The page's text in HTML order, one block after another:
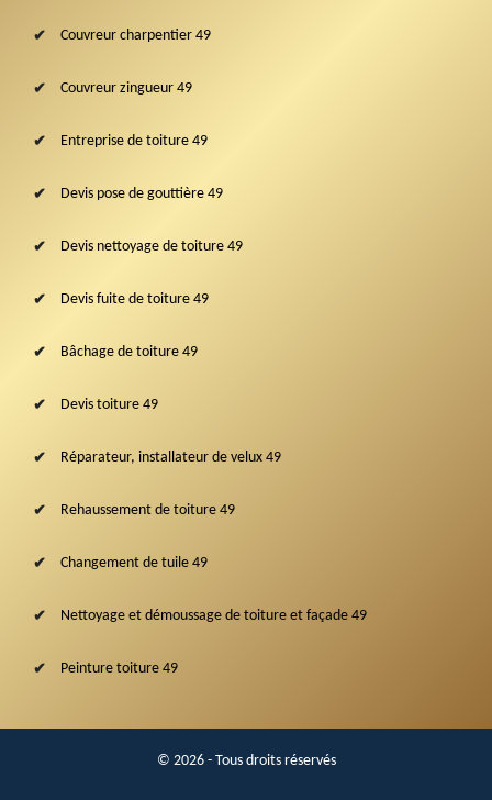
Couvreur charpentier 49
Couvreur zingueur 49
Entreprise de toiture 49
Devis pose de gouttière 49
Devis nettoyage de toiture 49
Devis fuite de toiture 49
Bâchage de toiture 49
Devis toiture 49
Réparateur, installateur de velux 49
Rehaussement de toiture 49
Changement de tuile 49
Nettoyage et démoussage de toiture et façade 49
Peinture toiture 49
© 2026 - Tous droits réservés